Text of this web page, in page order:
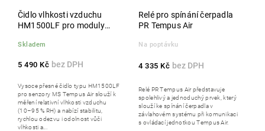
Čidlo vlhkosti vzduchu
HM1500LF pro moduly
Skladem
5 490 Kč
Vysoce přesné čidlo typu HM1500LF
pro senzory MS Tempus Air slouží k
měření relativní vlhkosti vzduchu
(10–95 % RH) a nabízí stabilitu,
rychlou odezvu i odolnost vůči
vlhkosti a...
Relé pro spínání čerpadla
PR Tempus Air
Na poptávku
4 335 Kč
Relé PR Tempus Air představuje
spolehlivý a jednoduchý prvek, který
slouží ke spínání čerpadla v
závlahovém systému při komunikaci
s ovládací jednotkou Tempus Air.